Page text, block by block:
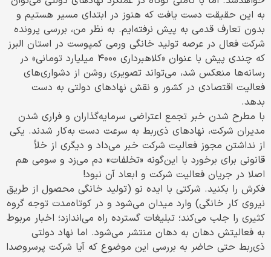
به این حقیقت دست یافت که هنوز در ابتدای مسیر هستیم و
بدون تعارف قدمی به پیش نرفته‌ایم. به نظر من، بررسی پرونده
شرکت فعال در عرصه تولید خانگی ورمی کمپوست در استان البرز
که چندی پیش با عنوان «کلاهبرداری ۴۰۰۰ میلیارد تومانی» در
رسانه‌ها منعکس شد، می‌تواند تصویری روشن از دشواری‌های
فعالیت اقتصادی در کشور و نقش نهادهای دولتی به دست
بدهد.
با مطرح شدن خبر تجمع اعتراضی سرمایه‌گذاران و فراری شدن
مدیران شرکت، نهادهای ذی‌ربط به سرعت دست به‌کار شدند. یکی
از نداشتن مجوز فعالیت شرکت خبر می‌داد و دیگری از خلأ
قانونی برای برخورد با این‌گونه «تخلفات» دم می‌زد و سومی هم
اصلا در جریان فعالیت شرکت و ابعاد آن نبود!
فکرش را بکنید. شرکتی با ایده نو (تولید خانگی محصول از طریق
نیروی کار خانگی) وارد میدان می‌شود و در کوتاه‌مدت توجه گروه
کثیری را جلب می‌کند؛ تبلیغات گسترده راه می‌اندازد؛ اخبار مربوط
به فعالیتش دهان به دهان منتشر می‌شود. اما نهاد دولتی
ذی‌ربط حتی حاضر به بررسی این موضوع که آیا شرکت پرسروصدا